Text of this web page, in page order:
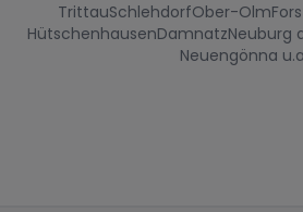
TrittauSchlehdorfOber-Olm
HütschenhausenDamnatzNeuburg
Neuengönna